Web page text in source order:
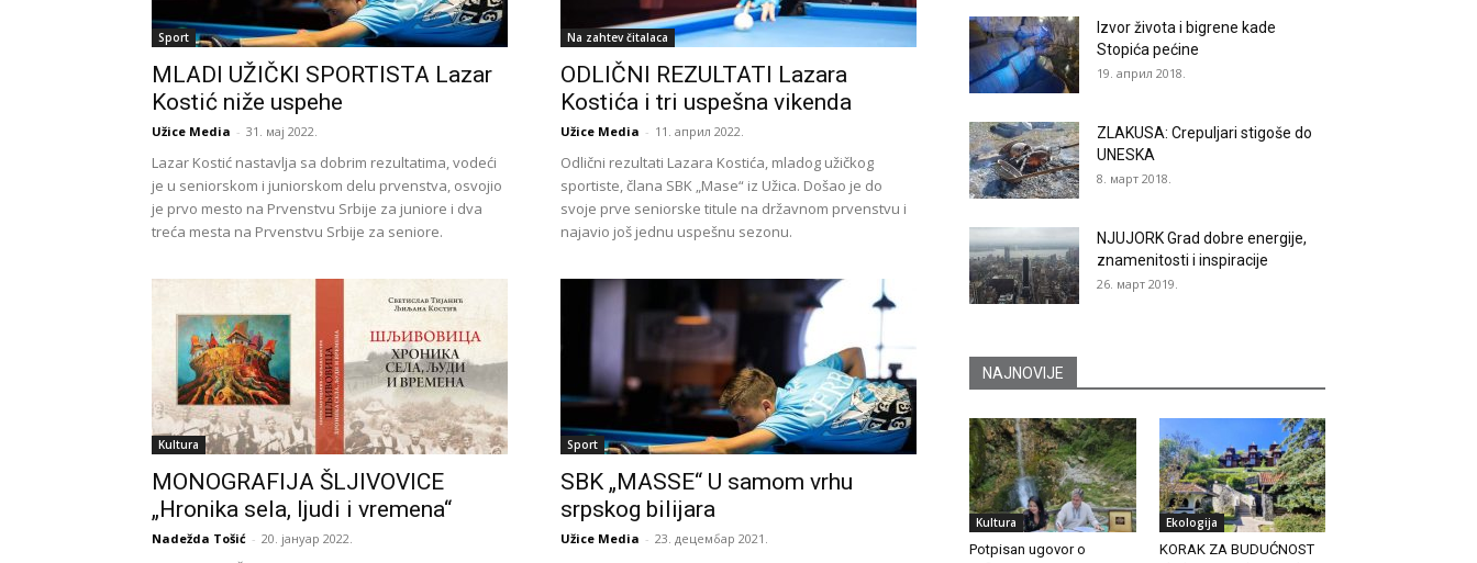
Sport
MLADI UŽIČKI SPORTISTA Lazar
Kostić niže uspehe
Užice Media - 31. мај 2022.
Lazar Kostić nastavlja sa dobrim rezultatima, vodeći
je u seniorskom i juniorskom delu prvenstva, osvojio
je prvo mesto na Prvenstvu Srbije za juniore i dva
treća mesta na Prvenstvu Srbije za seniore.
Na zahtev čitalaca
ODLIČNI REZULTATI Lazara
Kostića i tri uspešna vikenda
Užice Media - 11. април 2022.
Odlični rezultati Lazara Kostića, mladog užičkog
sportiste, člana SBK „Mase“ iz Užica. Došao je do
svoje prve seniorske titule na državnom prvenstvu i
najavio još jednu uspešnu sezonu.
Kultura
MONOGRAFIJA ŠLJIVOVICE
„Hronika sela, ljudi i vremena“
Nadežda Tošić - 20. јануар 2022.
Sport
SBK „MASSE“ U samom vrhu
srpskog bilijara
Užice Media - 23. децембар 2021.
Izvor života i bigrene kade
Stopića pećine
19. април 2018.
ZLAKUSA: Crepuljari stigoše do
UNESKA
8. март 2018.
NJUJORK Grad dobre energije,
znamenitosti i inspiracije
26. март 2019.
NAJNOVIJE
Kultura
Potpisan ugovor o
Ekologija
KORAK ZA BUDUĆNOST